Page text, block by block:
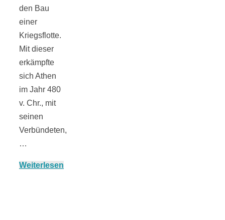
den Bau
einer
Kriegsflotte.
Mit dieser
erkämpfte
sich Athen
im Jahr 480
v. Chr., mit
seinen
Verbündeten,
…
Weiterlesen